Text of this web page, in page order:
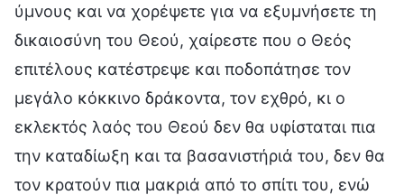
ύμνους και να χορέψετε για να εξυμνήσετε τη
δικαιοσύνη του Θεού, χαίρεστε που ο Θεός
επιτέλους κατέστρεψε και ποδοπάτησε τον
μεγάλο κόκκινο δράκοντα, τον εχθρό, κι ο
εκλεκτός λαός του Θεού δεν θα υφίσταται πια
την καταδίωξη και τα βασανιστήριά του, δεν θα
τον κρατούν πια μακριά από το σπίτι του, ενώ